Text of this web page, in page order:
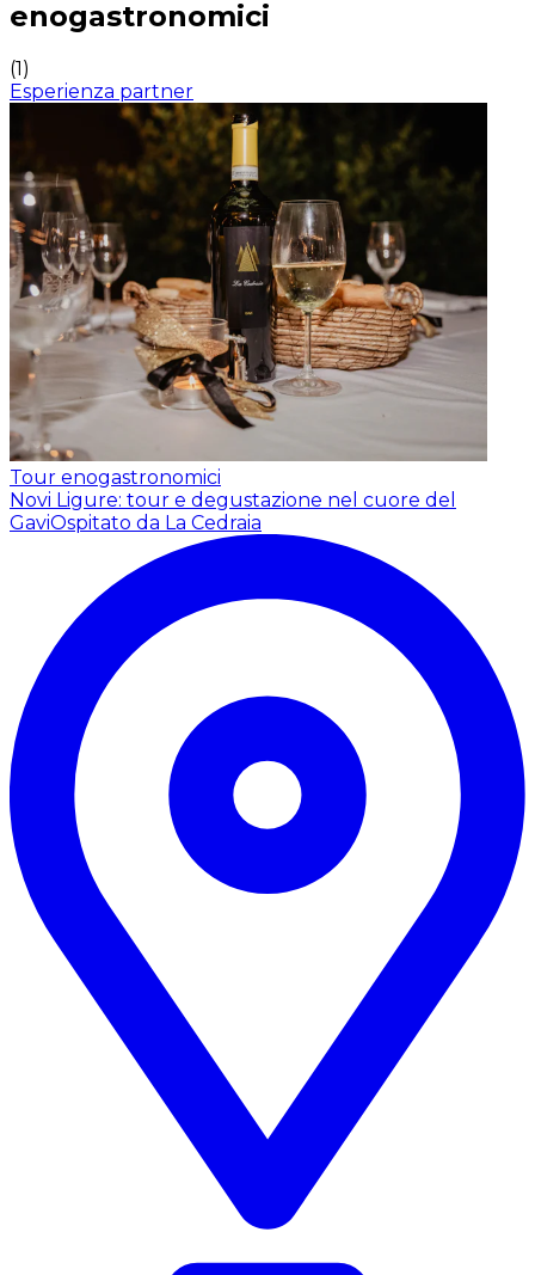
enogastronomici
(1)
Esperienza partner
Tour enogastronomici
Novi Ligure: tour e degustazione nel cuore del
GaviOspitato da La Cedraia